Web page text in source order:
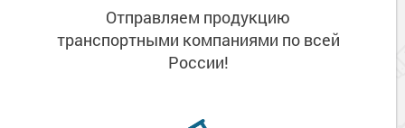
Отправляем продукцию
транспортными компаниями по всей
России!